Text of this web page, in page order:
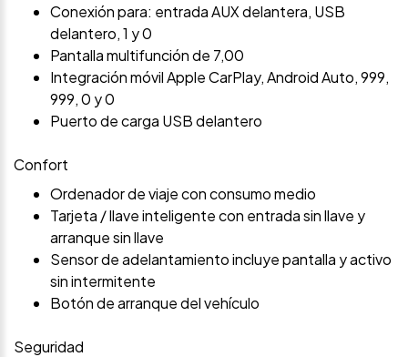
Conexión para: entrada AUX delantera, USB
delantero, 1 y 0
Pantalla multifunción de 7,00
Integración móvil Apple CarPlay, Android Auto, 999,
999, 0 y 0
Puerto de carga USB delantero
Confort
Ordenador de viaje con consumo medio
Tarjeta / llave inteligente con entrada sin llave y
arranque sin llave
Sensor de adelantamiento incluye pantalla y activo
sin intermitente
Botón de arranque del vehículo
Seguridad